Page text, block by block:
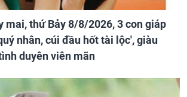
mai, thứ Bảy 8/8/2026, 3 con giáp
nhân, cúi đầu hốt tài lộc', giàu
duyên viên mãn